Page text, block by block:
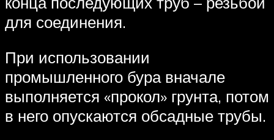
для соединения.
При использовании
промышленного бура вначале
выполняется «прокол» грунта, потом
в него опускаются обсадные трубы.